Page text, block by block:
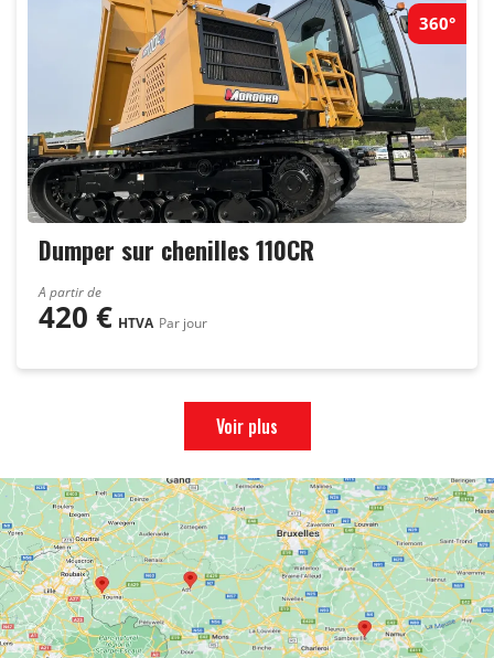
360°
Dumper sur chenilles 110CR
A partir de
420 € HTVA Par jour
Voir plus